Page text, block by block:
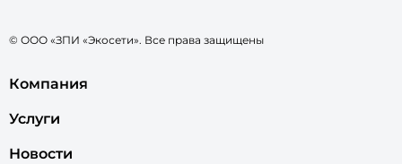
© ООО «ЗПИ «Экосети». Все права защищены
Компания
Услуги
Новости